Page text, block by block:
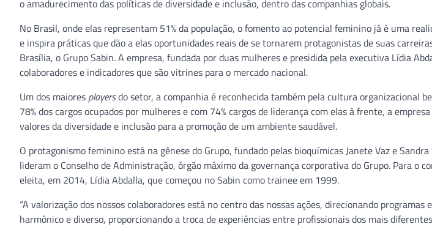
o amadurecimento das políticas de diversidade e inclusão, dentro das companhias globais.
No Brasil, onde elas representam 51% da população, o fomento ao potencial feminino já é uma
e inspira práticas que dão a elas oportunidades reais de se tornarem protagonistas de suas
Brasília, o Grupo Sabin. A empresa, fundada por duas mulheres e presidida pela executiva Lídia
colaboradores e indicadores que são vitrines para o mercado nacional.
Um dos maiores playersdo setor, a companhia é reconhecida também pela cultura organizacional
78% dos cargos ocupados por mulheres e com 74% cargos de liderança com elas à frente, a
valores da diversidade e inclusão para a promoção de um ambiente saudável.
O protagonismo feminino está na gênese do Grupo, fundado pelas bioquímicas Janete Vaz e
lideram o Conselho de Administração, órgão máximo da governança corporativa do Grupo. Para o
eleita, em 2014, Lídia Abdalla, que começou no Sabin como trainee em 1999.
“A valorização dos nossos colaboradores está no centro das nossas ações, direcionando
harmônico e diverso, proporcionando a troca de experiências entre profissionais dos mais